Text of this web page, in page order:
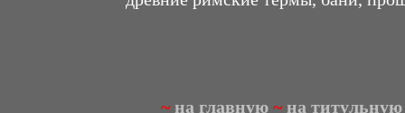
~ на главную ~ на